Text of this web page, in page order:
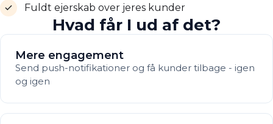
Fuldt ejerskab over jeres kunder
Hvad får I ud af det?
Mere engagement
Send push-notifikationer og få kunder tilbage - igen
og igen